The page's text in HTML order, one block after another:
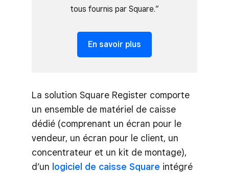
tous fournis par Square.”
En savoir plus
La solution Square Register comporte
un ensemble de matériel de caisse
dédié (comprenant un écran pour le
vendeur, un écran pour le client, un
concentrateur et un kit de montage),
d’un logiciel de caisse Square intégré